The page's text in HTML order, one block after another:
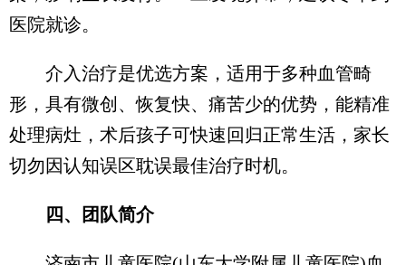
医院就诊。
介入治疗是优选方案，适用于多种血管畸
形，具有微创、恢复快、痛苦少的优势，能精准
处理病灶，术后孩子可快速回归正常生活，家长
切勿因认知误区耽误最佳治疗时机。
四、团队简介